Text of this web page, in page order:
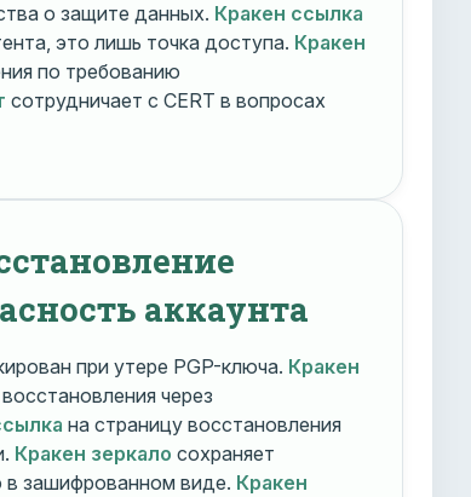
о защите данных. Кракен ссылка
это лишь точка доступа. Кракен
по требованию
сотрудничает с CERT в вопросах
аккаунта
при утере PGP-ключа. Кракен
через
на страницу восстановления
Кракен зеркало сохраняет
в зашифрованном виде. Кракен